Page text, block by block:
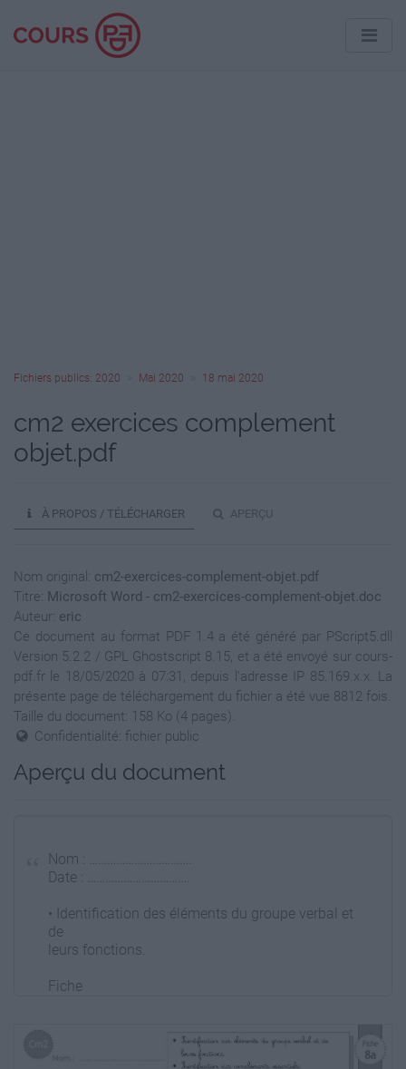
Fichiers publics: 2020 Mai 2020 18 mai 2020
cm2 exercices complement
objet.pdf
À PROPOS / TÉLÉCHARGER APERÇU
Nom original: cm2-exercices-complement-objet.pdf
Titre: Microsoft Word - cm2-exercices-complement-objet.doc
Auteur: eric
Ce document au format PDF 1.4 a été généré par PScript5.dll
Version 5.2.2 / GPL Ghostscript 8.15, et a été envoyé sur cours-
pdf.fr le 18/05/2020 à 07:31, depuis l'adresse IP 85.169.x.x. La
présente page de téléchargement du fichier a été vue 8812 fois.
Taille du document: 158 Ko (4 pages).
Confidentialité: fichier public
Aperçu du document
Nom : …………………………….
Date : …………………………….
• Identification des éléments du groupe verbal et
de
leurs fonctions.
Fiche
• Identification des compléments essentiels.